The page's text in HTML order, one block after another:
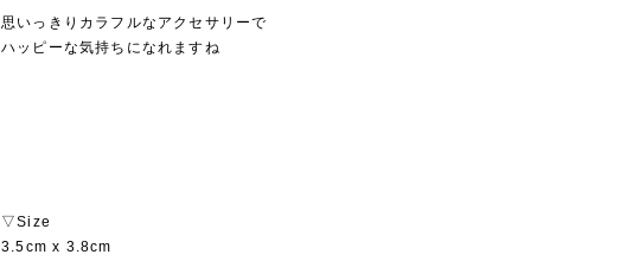
思いっきりカラフルなアクセサリーで
ハッピーな気持ちになれますね
▽Size
3.5cm x 3.8cm